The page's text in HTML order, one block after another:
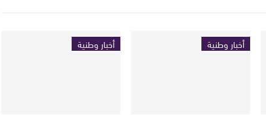
أخبار وطنية أخبار وطنية